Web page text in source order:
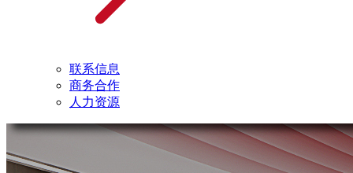
联系信息
商务合作
人力资源